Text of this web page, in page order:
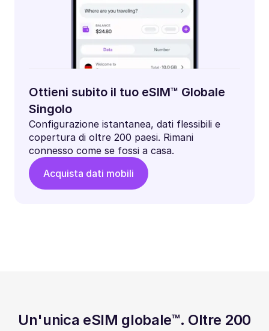
Ottieni subito il tuo eSIM™ Globale
Singolo
Configurazione istantanea, dati flessibili e
copertura di oltre 200 paesi. Rimani
connesso come se fossi a casa.
Acquista dati mobili
Un'unica eSIM globale™. Oltre 200